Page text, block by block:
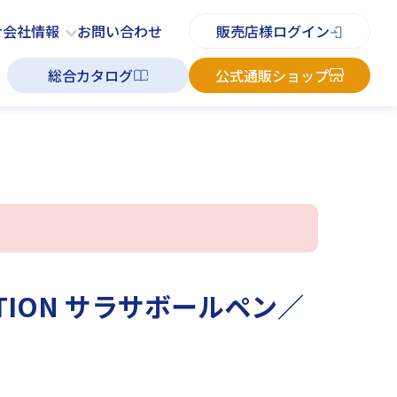
会社情報 お問い合わせ 販売店様ログイン
総合カタログ 公式通販ショップ
チラシ よくあるご質問 お知らせ お問い合わせ
サラサボールペン／